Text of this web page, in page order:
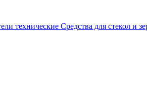
технические Средства для стекол и